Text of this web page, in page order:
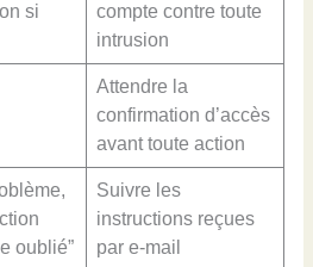
si
compte contre toute
intrusion
Attendre la
confirmation d’accès
avant toute action
oublié”
Suivre les
instructions reçues
par e-mail